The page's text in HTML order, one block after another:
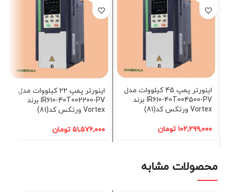
اینورتر پمپ 45 کیلووات مدل
IR610-40T004500-PV برند
Vortex ورتکس کد(81)
۱۰۲,۲۹۹,۰۰۰ تومان
اینورتر پمپ 22 کیلووات مدل
IR610-40T002200-PV برند
Vortex ورتکس کد(81)
۵۱,۵۷۶,۰۰۰ تومان
محصولات مشابه